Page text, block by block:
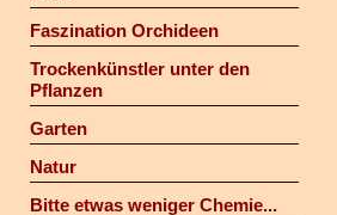
Faszination Orchideen
Trockenkünstler unter den
Pflanzen
Garten
Natur
Bitte etwas weniger Chemie...